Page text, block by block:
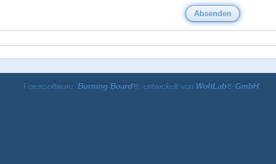
Forensoftware: Burning Board®, entwickelt von WoltLab® GmbH